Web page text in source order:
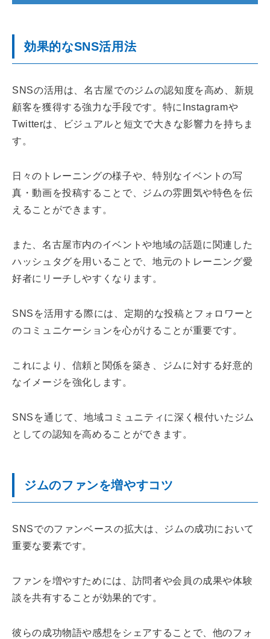
効果的なSNS活用法
SNSの活用は、名古屋でのジムの認知度を高め、新規
顧客を獲得する強力な手段です。特にInstagramや
Twitterは、ビジュアルと短文で大きな影響力を持ちま
す。
日々のトレーニングの様子や、特別なイベントの写
真・動画を投稿することで、ジムの雰囲気や特色を伝
えることができます。
また、名古屋市内のイベントや地域の話題に関連した
ハッシュタグを用いることで、地元のトレーニング愛
好者にリーチしやすくなります。
SNSを活用する際には、定期的な投稿とフォロワーと
のコミュニケーションを心がけることが重要です。
これにより、信頼と関係を築き、ジムに対する好意的
なイメージを強化します。
SNSを通じて、地域コミュニティに深く根付いたジム
としての認知を高めることができます。
ジムのファンを増やすコツ
SNSでのファンベースの拡大は、ジムの成功において
重要な要素です。
ファンを増やすためには、訪問者や会員の成果や体験
談を共有することが効果的です。
彼らの成功物語や感想をシェアすることで、他のフォ